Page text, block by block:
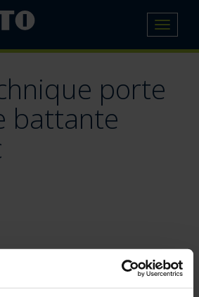
Toggle
porte
battante